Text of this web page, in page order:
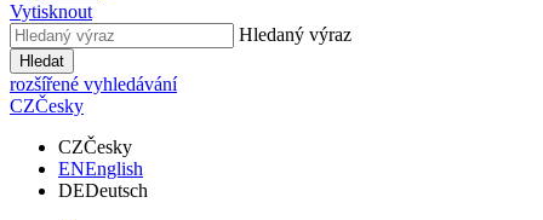
Vytisknout
Hledaný výraz
Hledat
rozšířené vyhledávání
CZČesky
CZČesky
ENEnglish
DEDeutsch